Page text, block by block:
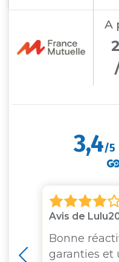
A
3,4/5
Avis de
Bonne
garanties et